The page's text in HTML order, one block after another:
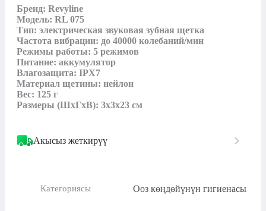
Бренд: Revyline
Модель: RL 075
Тип: электрическая звуковая зубная щетка
Частота вибрации: до 40000 колебаний/мин
Режимы работы: 5 режимов
Питание: аккумулятор
Влагозащита: IPX7
Материал щетины: нейлон
Вес: 125 г
Размеры (ШхГхВ): 3х3х23 см
Акысыз жеткирүү
Категориясы Ооз көңдөйүнүн гигиенасы